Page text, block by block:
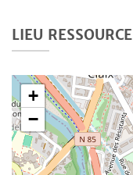
LIEU RESSOURCE
+
−